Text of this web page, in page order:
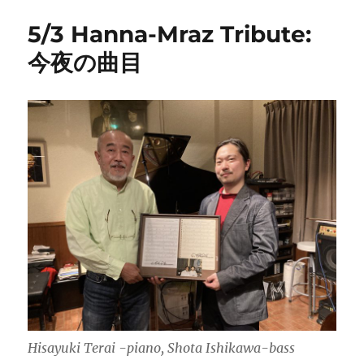
ー
之
Plays
に
5/3 Hanna-Mraz Tribute:
今夜の曲目
Hisayuki Terai -piano, Shota Ishikawa-bass